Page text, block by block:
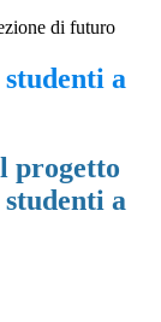
di futuro
a
progetto
a